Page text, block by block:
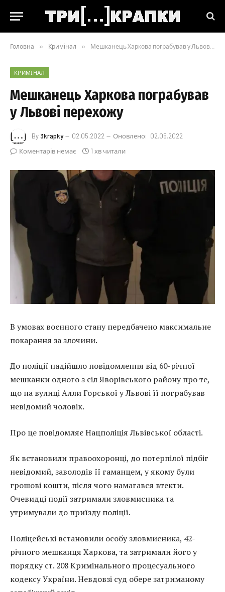
Головна » Кримінал » Мешканець Харкова пограбував у Львові перехожу
КРИМІНАЛ
Мешканець Харкова пограбував
у Львові перехожу
By 3krapky 02.05.2022 Оновлено: 02.05.2022
Коментарів немає
1 хв читали
В умовах воєнного стану передбачено максимальне
покарання за злочини.
До поліції надійшло повідомлення від 60-річної
мешканки одного з сіл Яворівського району про те,
що на вулиці Алли Горської у Львові її пограбував
невідомий чоловік.
Про це повідомляє Нацполіція Львівської області.
Як встановили правоохоронці, до потерпілої підбіг
невідомий, заволодів її гаманцем, у якому були
грошові кошти, після чого намагався втекти.
Очевидці події затримали зловмисника та
утримували до приїзду поліції.
Поліцейські встановили особу зловмисника, 42-
річного мешканця Харкова, та затримали його у
порядку ст. 208 Кримінального процесуального
кодексу України. Невдовзі суд обере затриманому